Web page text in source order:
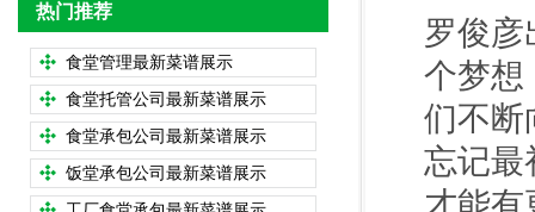
罗俊彦
个梦想
们不断
忘记最
才能有
热门推荐
食堂管理最新菜谱展示
食堂托管公司最新菜谱展示
食堂承包公司最新菜谱展示
饭堂承包公司最新菜谱展示